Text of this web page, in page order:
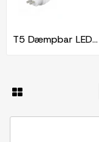
T5 Dæmpbar LED lysstofrør